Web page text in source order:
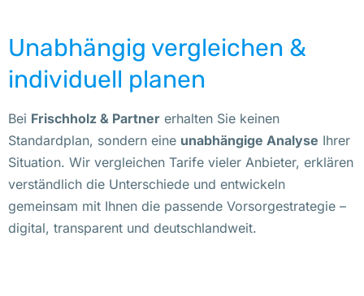
Unabhängig vergleichen &
individuell planen
Bei Frischholz & Partner erhalten Sie keinen
Standardplan, sondern eine unabhängige Analyse Ihrer
Situation. Wir vergleichen Tarife vieler Anbieter, erklären
verständlich die Unterschiede und entwickeln
gemeinsam mit Ihnen die passende Vorsorgestrategie –
digital, transparent und deutschlandweit.